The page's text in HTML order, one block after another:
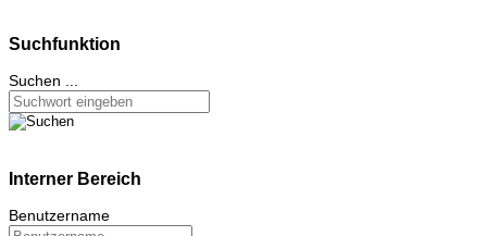
Suchfunktion
Suchen ...
Interner Bereich
Benutzername